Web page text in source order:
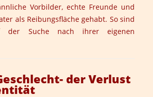
Vorbilder, echte Freunde und
als Reibungsfläche gehabt. So sind
der Suche nach ihrer eigenen
der Verlust